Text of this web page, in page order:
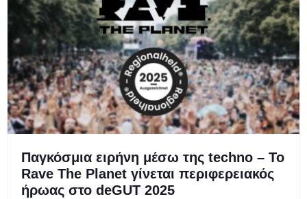
Παγκόσμια ειρήνη μέσω της techno – Το
Rave The Planet γίνεται περιφερειακός
ήρωας στο deGUT 2025